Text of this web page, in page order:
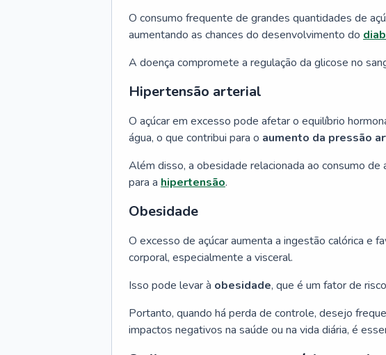
O consumo frequente de grandes quantidades de
aumentando as chances do desenvolvimento do
A doença compromete a regulação da glicose no
Hipertensão arterial
O açúcar em excesso pode afetar o equilíbrio
água, o que contribui para o aumento da pressão
Além disso, a obesidade relacionada ao consumo
para a hipertensão.
Obesidade
O excesso de açúcar aumenta a ingestão calórica e
corporal, especialmente a visceral.
Isso pode levar à obesidade, que é um fator de
Portanto, quando há perda de controle, desejo
impactos negativos na saúde ou na vida diária, é